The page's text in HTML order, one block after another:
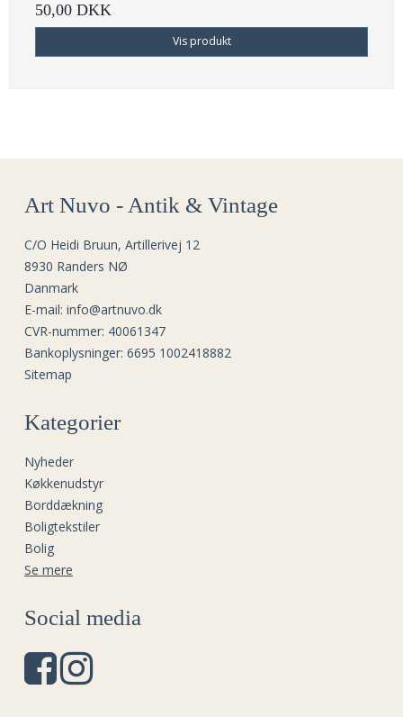
50,00 DKK
Vis produkt
Art Nuvo - Antik & Vintage
C/O Heidi Bruun, Artillerivej 12
8930 Randers NØ
Danmark
E-mail: info@artnuvo.dk
CVR-nummer: 40061347
Bankoplysninger: 6695 1002418882
Sitemap
Kategorier
Nyheder
Køkkenudstyr
Borddækning
Boligtekstiler
Bolig
Se mere
Social media